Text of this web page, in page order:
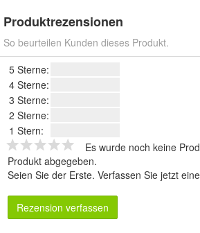
Produktrezensionen
So beurteilen Kunden dieses Produkt.
5 Sterne:
4 Sterne:
3 Sterne:
2 Sterne:
1 Stern:
Es wurde noch keine
Produkt abgegeben.
Seien Sie der Erste. Verfassen Sie jetzt
Rezension verfassen